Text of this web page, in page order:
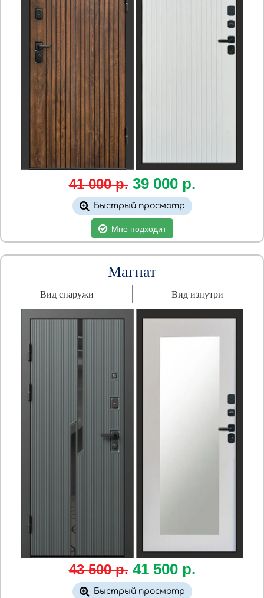
41 000 р. 39000 р.
Быстрый просмотр
Мне подходит
Магнат
Вид снаружи Вид изнутри
43 500 р. 41500 р.
Быстрый просмотр